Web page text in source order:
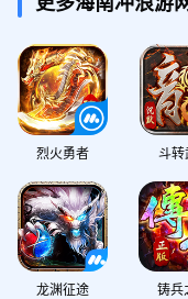
烈火勇者 斗转
龙渊征途 铸兵